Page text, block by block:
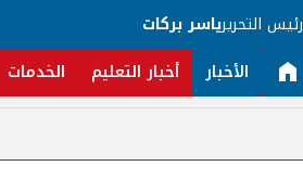
رئيس التحريرياسر بركات
الأخبار أخبار التعليم الخدمات